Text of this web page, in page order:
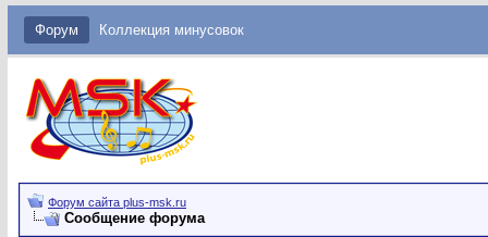
Форум Коллекция минусовок
Форум сайта plus-msk.ru
Сообщение форума